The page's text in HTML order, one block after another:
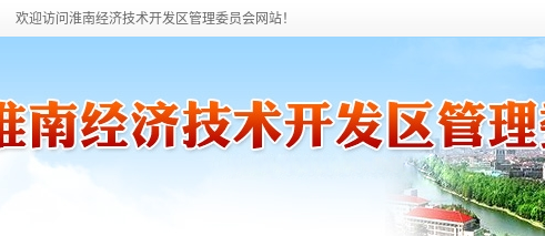
欢迎访问淮南经济技术开发区管理委员会网站！